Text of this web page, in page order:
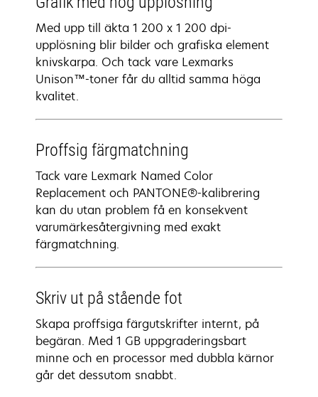
Med upp till äkta 1 200 x 1 200 dpi-
upplösning blir bilder och grafiska element
knivskarpa. Och tack vare Lexmarks
Unison™-toner får du alltid samma höga
kvalitet.
Proffsig färgmatchning
Tack vare Lexmark Named Color
Replacement och PANTONE®-kalibrering
kan du utan problem få en konsekvent
varumärkesåtergivning med exakt
färgmatchning.
Skriv ut på stående fot
Skapa proffsiga färgutskrifter internt, på
begäran. Med 1 GB uppgraderingsbart
minne och en processor med dubbla kärnor
går det dessutom snabbt.